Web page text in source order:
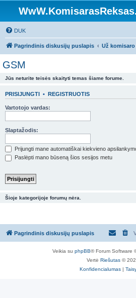
DUK
Pagrindinis diskusijų puslapis Už
GSM
Jūs neturite teisės skaityti temas šiame forume.
PRISIJUNGTI • REGISTRUOTIS
Vartotojo vardas:
Slaptažodis:
Prijungti mane automatiškai kiekvieno
Paslėpti mano būseną šios sesijos metu
Šioje kategorijoje forumų nėra.
Pagrindinis diskusijų puslapis
Veikia su phpBB® Forum Software
Vertė Riešutas ©
Konfidencialumas |